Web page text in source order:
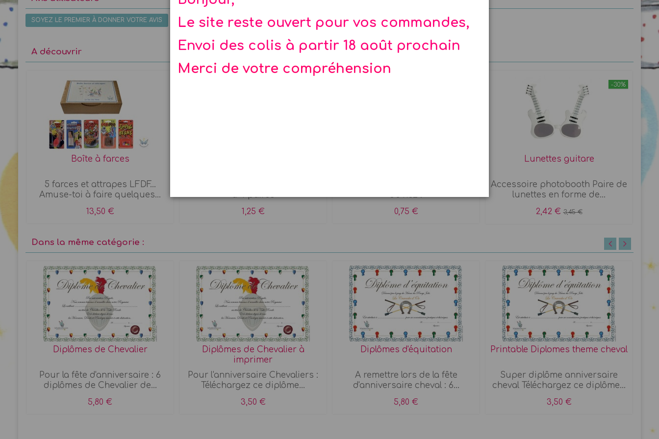
Le site reste ouvert pour vos commandes,
Envoi des colis à partir 18 août prochain
Merci de votre compréhension
SOYEZ LE PREMIER À DONNER VOTRE AVIS
A découvrir
Boîte à farces
5 farces et attrapes LFDF...
Amuse-toi à faire quelques...
13,50 €
à 4 paires
1,25 €
de nez !
0,75 €
-30%
Lunettes guitare
Accessoire photobooth Paire de
lunettes en forme de...
2,42 €3,45 €
Dans la même catégorie :
Diplômes de Chevalier
Pour la fête d'anniversaire : 6
diplômes de Chevalier de...
5,80 €
Diplômes de Chevalier à
imprimer
Pour l'anniversaire Chevaliers :
Téléchargez ce diplôme...
3,50 €
Diplômes d'équitation
A remettre lors de la fête
d'anniversaire cheval : 6...
5,80 €
Printable Diplomes theme cheval
Super diplôme anniversaire
cheval Téléchargez ce diplôme...
3,50 €